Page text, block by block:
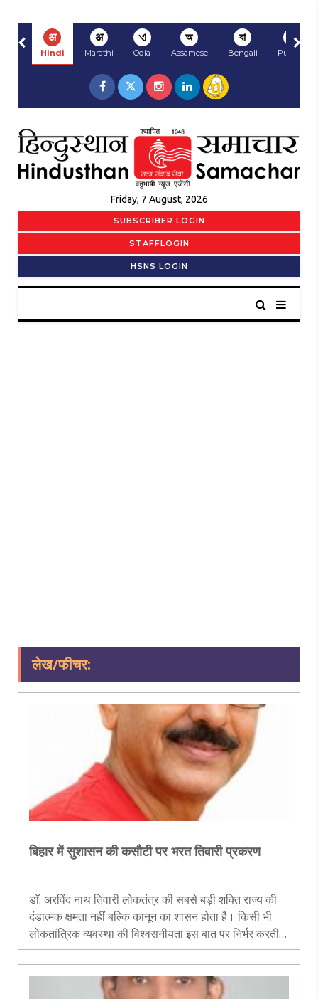
अ
Hindi
अ
Marathi
ଏ
Odia
অ
Assamese
বা
Bengali
ਅ
Punjabi
Friday, 7 August, 2026
SUBSCRIBER LOGIN
STAFFLOGIN
HSNS LOGIN
लेख/फीचर:
बिहार में सुशासन की कसौटी पर भरत तिवारी प्रकरण
डाॅ. अरविंद नाथ तिवारी लोकतंत्र की सबसे बड़ी शक्ति राज्य की
दंडात्मक क्षमता नहीं बल्कि कानून का शासन होता है। किसी भी
लोकतांत्रिक व्यवस्था की विश्वसनीयता इस बात पर निर्भर करती है
कि न्याय कानून की निर्धारित प्रक्रिया के अनुसार हो, न कि संदेह,
शक्त..